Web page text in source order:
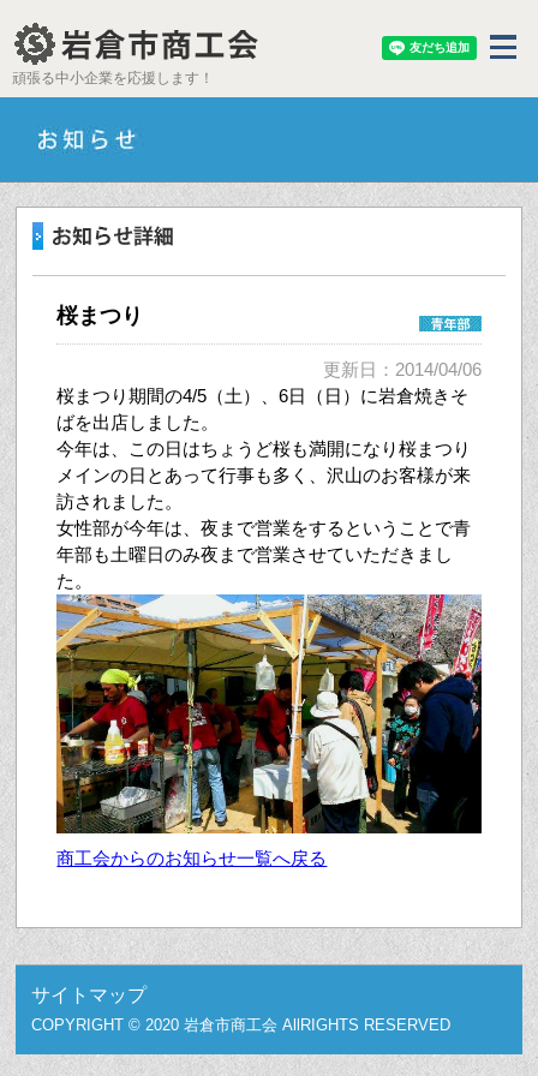
頑張る中小企業を応援します！
桜まつり
更新日：2014/04/06
桜まつり期間の4/5（土）、6日（日）に岩倉焼きそ
ばを出店しました。
今年は、この日はちょうど桜も満開になり桜まつり
メインの日とあって行事も多く、沢山のお客様が来
訪されました。
女性部が今年は、夜まで営業をするということで青
年部も土曜日のみ夜まで営業させていただきまし
た。
商工会からのお知らせ一覧へ戻る
サイトマップ
COPYRIGHT © 2020 岩倉市商工会 AllRIGHTS RESERVED